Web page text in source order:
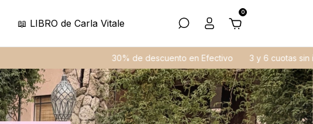
📖 LIBRO de Carla Vitale
0
3 y 6 cuotas sin interés Atención Personalizada